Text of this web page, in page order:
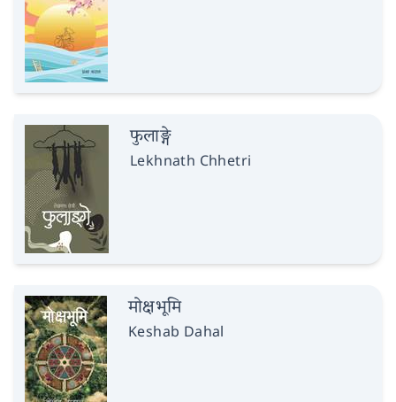
फुलाङ्गे
Lekhnath Chhetri
मोक्षभूमि
Keshab Dahal